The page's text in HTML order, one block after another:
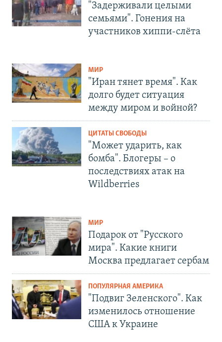
"Задерживали целыми
семьями". Гонения на
участников хиппи-слёта
МИР
"Иран тянет время". Как
долго будет ситуация
между миром и войной?
ЦИТАТЫ СВОБОДЫ
"Может ударить, как
бомба". Блогеры – о
последствиях атак на
Wildberries
МИР
Подарок от "Русского
мира". Какие книги
Москва предлагает сербам
ПОПУЛЯРНАЯ АМЕРИКА
"Подвиг Зеленского". Как
изменилось отношение
США к Украине